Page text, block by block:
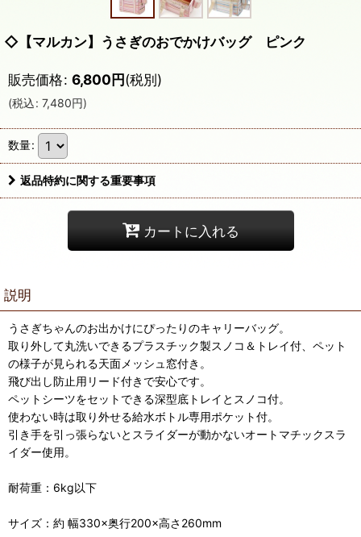
◇【マルカン】うさぎのおでかけバッグ ピンク
販売価格: 6,800円(税別)
(税込: 7,480円)
数量:
返品特約に関する重要事項
カートに入れる
説明
うさぎちゃんのお出かけにぴったりのキャリーバッグ。
取り外して丸洗いできるプラスチック製スノコ＆トレイ付、ペット
の様子が見られる天面メッシュ窓付き。
飛び出し防止用リード付きで安心です。
ペットシーツをセットできる深型底トレイとスノコ付。
使わない時は取り外せる給水ボトル専用ポケット付。
引き手を引っ張らないとスライダーが動かないオートマチックスラ
イダー使用。
耐荷重：6kg以下
サイズ：約 幅330×奥行200×高さ260mm